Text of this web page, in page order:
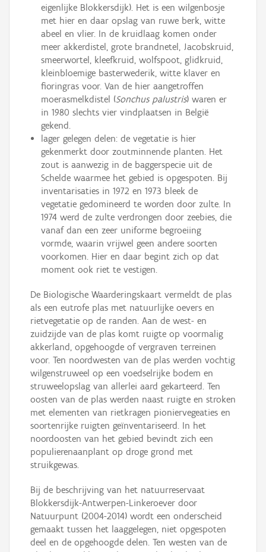
eigenlijke Blokkersdijk). Het is een wilgenbosje
met hier en daar opslag van ruwe berk, witte
abeel en vlier. In de kruidlaag komen onder
meer akkerdistel, grote brandnetel, Jacobskruid,
smeerwortel, kleefkruid, wolfspoot, glidkruid,
kleinbloemige basterwederik, witte klaver en
fioringras voor. Van de hier aangetroffen
moerasmelkdistel (Sonchus palustris) waren er
in 1980 slechts vier vindplaatsen in België
gekend.
lager gelegen delen: de vegetatie is hier
gekenmerkt door zoutminnende planten. Het
zout is aanwezig in de baggerspecie uit de
Schelde waarmee het gebied is opgespoten. Bij
inventarisaties in 1972 en 1973 bleek de
vegetatie gedomineerd te worden door zulte. In
1974 werd de zulte verdrongen door zeebies, die
vanaf dan een zeer uniforme begroeiing
vormde, waarin vrijwel geen andere soorten
voorkomen. Hier en daar begint zich op dat
moment ook riet te vestigen.
De Biologische Waarderingskaart vermeldt de plas
als een eutrofe plas met natuurlijke oevers en
rietvegetatie op de randen. Aan de west- en
zuidzijde van de plas komt ruigte op voormalig
akkerland, opgehoogde of vergraven terreinen
voor. Ten noordwesten van de plas werden vochtig
wilgenstruweel op een voedselrijke bodem en
struweelopslag van allerlei aard gekarteerd. Ten
oosten van de plas werden naast ruigte en stroken
met elementen van rietkragen pioniervegeaties en
soortenrijke ruigten geïnventariseerd. In het
noordoosten van het gebied bevindt zich een
populierenaanplant op droge grond met
struikgewas.
Bij de beschrijving van het natuurreservaat
Blokkersdijk-Antwerpen-Linkeroever door
Natuurpunt (2004-2014) wordt een onderscheid
gemaakt tussen het laaggelegen, niet opgespoten
deel en de opgehoogde delen. Ten westen van de